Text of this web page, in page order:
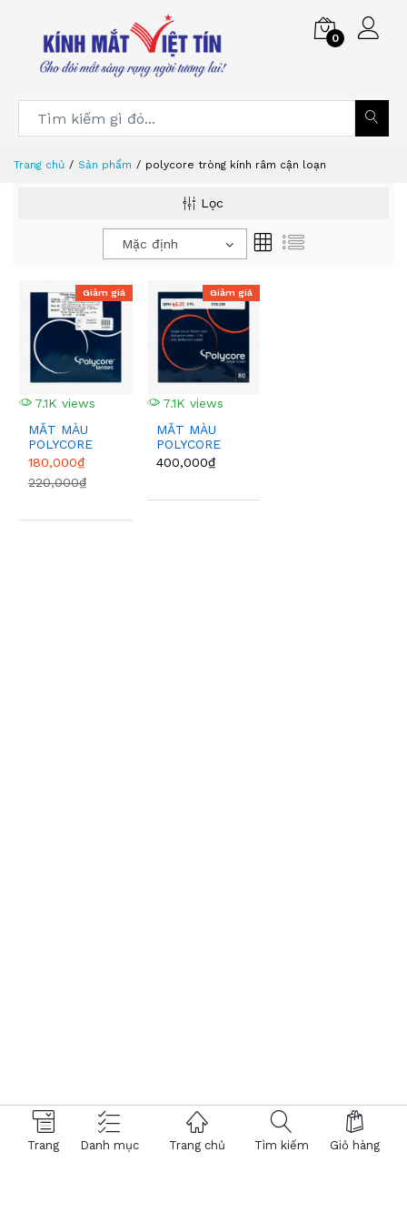
0
Trang Danh mục Trang chủ Tìm kiếm Giỏ hàng
Trang chủ Sản phẩm polycore tròng kính râm cận loạn
Lọc
Mặc định
7.1K views
Giảm giá
MẮT MÀU
POLYCORE
GREY phi 75
180,000₫
220,000₫
7.1K views
Giảm giá
MẮT MÀU
POLYCORE
GREY phi 80
400,000₫